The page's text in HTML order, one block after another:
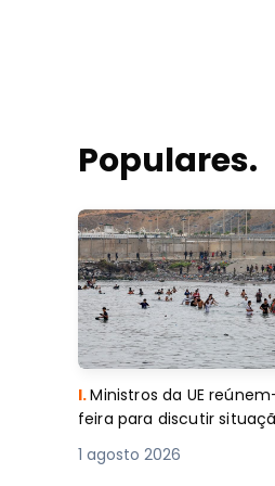
Populares.
I.Ministros da UE
feira para discutir
1 agosto 2026